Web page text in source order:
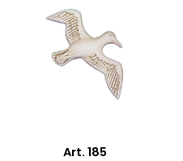
Art. 185